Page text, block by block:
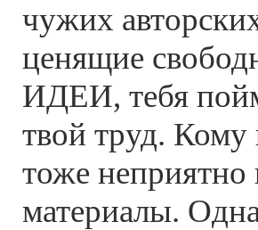
чужих
ценящие
ИДЕИ, тебя
твой труд. Кому
тоже неприятно
материалы.